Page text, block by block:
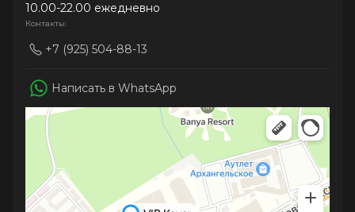
10.00-22.00 ежедневно
Контакты:
+7 (925) 504-88-13
Написать в WhatsApp